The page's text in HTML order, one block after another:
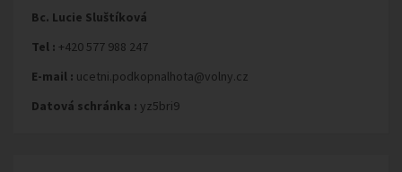
Bc. Lucie Sluštíková
Tel : +420 577 988 247
E-mail : ucetni.podkopnalhota@volny.cz
Datová schránka : yz5bri9